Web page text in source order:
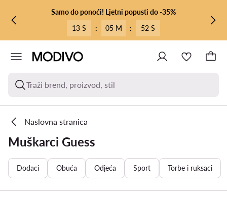
PRIJEĐI NA GLAVNI SADRŽAJ
PRIJEĐI NA PRETRAŽIVANJE
Samo do ponoći! Ljetni popusti do -35%
13 S
: 05 M : 50 S
Traži brend, proizvod, stil
Naslovna stranica
Muškarci Guess
Dodaci Obuća Odjeća Sport Torbe i ruksaci